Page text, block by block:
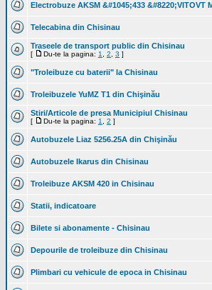
Electrobuze AKSM &#1045;433 &#8220;VITOVT
Telecabina din Chisinau
Traseele de transport public din Chisinau
[ Du-te la pagina: 1 2 3 ]
"Troleibuze cu baterii" la Chisinau
Troleibuzele YuMZ T1 din Chişinău
Stiri/Articole de presa Municipiul Chisinau
[ Du-te la pagina: 1 2 ]
Autobuzele Liaz 5256.25A din Chişinău
Autobuzele Ikarus din Chisinau
Troleibuze AKSM 420 in Chisinau
Statii, indicatoare
Bilete si abonamente - Chisinau
Depourile de troleibuze din Chisinau
Plimbari cu vehicule de epoca in Chisinau